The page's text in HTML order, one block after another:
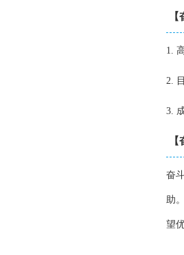
1.
2.
3.
奋
助
望